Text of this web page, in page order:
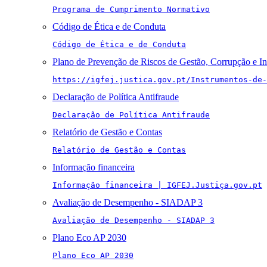
Programa de Cumprimento Normativo
Código de Ética e de Conduta
Código de Ética e de Conduta
Plano de Prevenção de Riscos de Gestão, Corrupção e
https://igfej.justica.gov.pt/Instrumentos-de-
Declaração de Política Antifraude
Declaração de Política Antifraude
Relatório de Gestão e Contas
Relatório de Gestão e Contas
Informação financeira
Informação financeira | IGFEJ.Justiça.gov.pt
Avaliação de Desempenho - SIADAP 3
Avaliação de Desempenho - SIADAP 3
Plano Eco AP 2030
Plano Eco AP 2030